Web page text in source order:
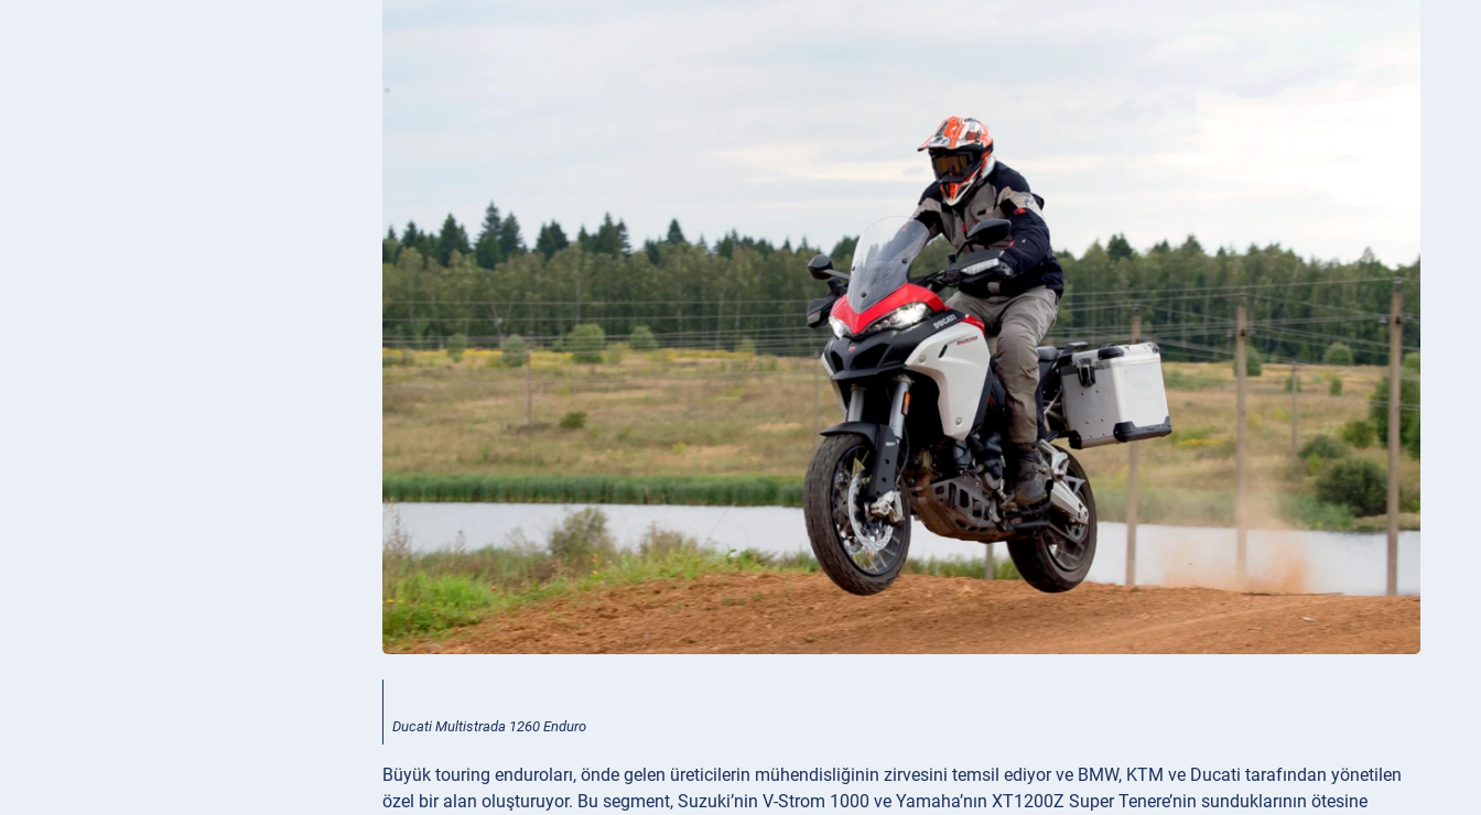
Ducati Multistrada 1260 Enduro
Büyük touring enduroları, önde gelen üreticilerin mühendisliğinin zirvesini temsil ediyor ve BMW, KTM ve Ducati tarafından yönetilen
özel bir alan oluşturuyor. Bu segment, Suzuki’nin V-Strom 1000 ve Yamaha’nın XT1200Z Super Tenere’nin sunduklarının ötesine